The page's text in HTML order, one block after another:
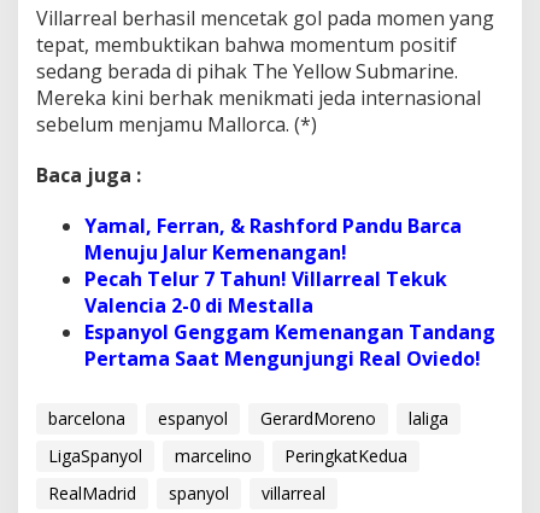
Villarreal berhasil mencetak gol pada momen yang
tepat, membuktikan bahwa momentum positif
sedang berada di pihak The Yellow Submarine.
Mereka kini berhak menikmati jeda internasional
sebelum menjamu Mallorca. (*)
Baca juga :
Yamal, Ferran, & Rashford Pandu Barca
Menuju Jalur Kemenangan!
Pecah Telur 7 Tahun! Villarreal Tekuk
Valencia 2-0 di Mestalla
Espanyol Genggam Kemenangan Tandang
Pertama Saat Mengunjungi Real Oviedo!
barcelona espanyol GerardMoreno
laliga
LigaSpanyol
marcelino
PeringkatKedua
RealMadrid
spanyol
villarreal